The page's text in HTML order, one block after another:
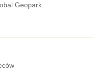
Geopark